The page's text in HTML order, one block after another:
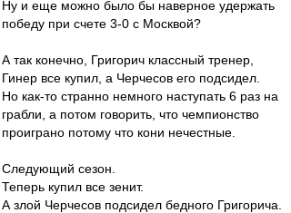
Ну и еще можно было бы наверное удержать
победу при счете 3-0 с Москвой?
А так конечно, Григорич классный тренер,
Гинер все купил, а Черчесов его подсидел.
Но как-то странно немного наступать 6 раз на
грабли, а потом говорить, что чемпионство
проиграно потому что кони нечестные.
Следующий сезон.
Теперь купил все зенит.
А злой Черчесов подсидел бедного Григорича.